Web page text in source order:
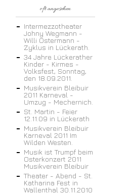
oft angesehen
Intermezzotheater
Johny Wegmann -
Willi Ostermann -
Zyklus in Lückerath.
34 Jahre Lückerather
Kinder - Kirmes -
Volksfest, Sonntag,
den 18.09.2011.
Musikverein Bleibuir
2011 Karneval -
Umzug - Mechernich.
St. Martin - Feier
12.11.09 in Lückerath
Musikverein Bleibuir
Karneval 2011 Im
Wilden Westen.
Musik ist Trumpf beim
Osterkonzert 2011
Musikverein Bleibuir
Theater - Abend - St.
Katharina Fest in
Wallenthal 30.11.2010